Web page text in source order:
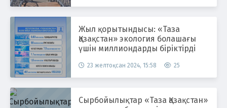
Жыл қорытындысы: «Таза
Қазақстан» экология болашағы
үшін миллиондарды біріктірді
23 желтоқсан 2024, 15:58 25
Сырбойылықтар «Таза Қазақстан»